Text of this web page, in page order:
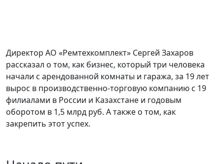
Директор АО «Ремтехкомплект» Сергей Захаров
рассказал о том, как бизнес, который три человека
начали с арендованной комнаты и гаража, за 19 лет
вырос в производственно-торговую компанию с 19
филиалами в России и Казахстане и годовым
оборотом в 1,5 млрд руб. А также о том, как
закрепить этот успех.